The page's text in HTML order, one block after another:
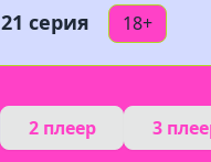
21 серия
18+
2 плеер 3